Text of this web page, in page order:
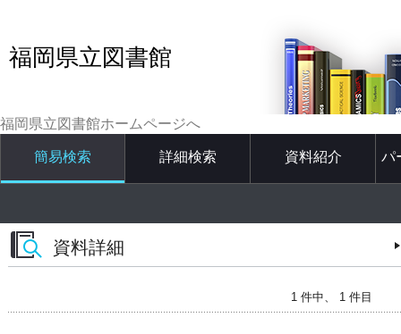
福岡県立図書館
福岡県立図書館ホームページへ
簡易検索 詳細検索 資料紹介 パ
資料詳細
1 件中、 1 件目